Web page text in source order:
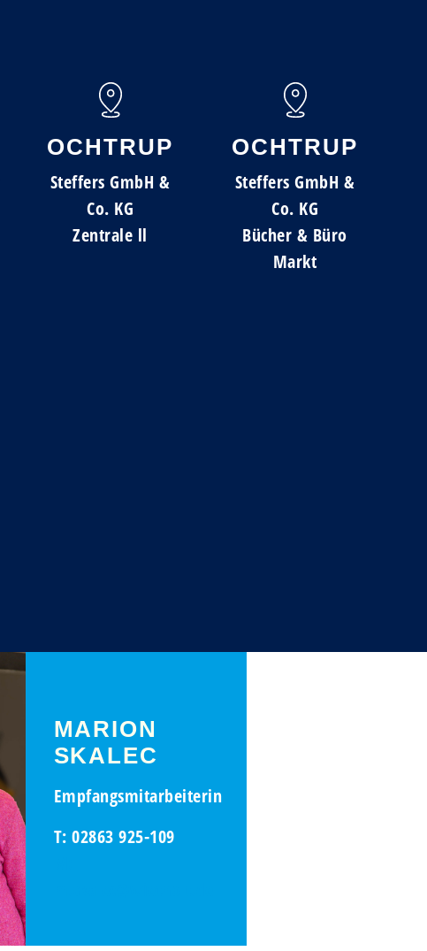
OCHTRUP
Steffers GmbH &
Co. KG
Zentrale ll
OCHTRUP
Steffers GmbH &
Co. KG
Bücher & Büro
Markt
MARION
SKALEC
Empfangsmitarbeiterin
T: 02863 925-109